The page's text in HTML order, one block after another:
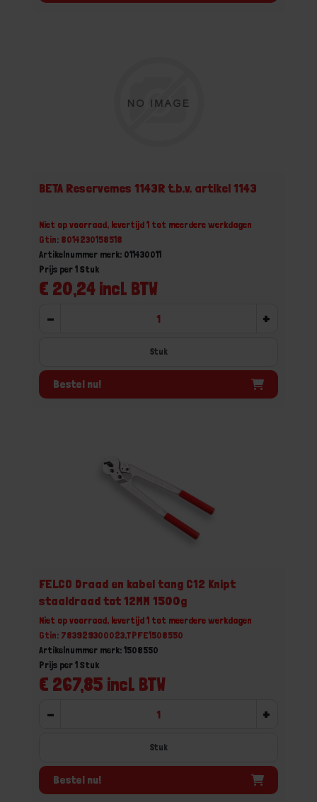
BETA Reservemes 1143R t.b.v. artikel 1143
Niet op voorraad, levertijd 1 tot meerdere werkdagen
Gtin: 8014230158518
Artikelnummer merk: 011430011
€ 20,24 incl. BTW
Prijs per 1 Stuk
- +
Stuk
Bestel nu!
FELCO Draad en kabel tang C12 Knipt
staaldraad tot 12MM 1500g
Niet op voorraad, levertijd 1 tot meerdere werkdagen
Gtin: 783929300023,TPFE1508550
Artikelnummer merk: 1508550
€ 267,85 incl. BTW
Prijs per 1 Stuk
- +
Stuk
Bestel nu!